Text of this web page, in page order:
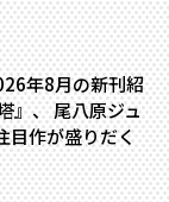
年8月の新刊紹
』、 尾八原ジュ
目作が盛りだく